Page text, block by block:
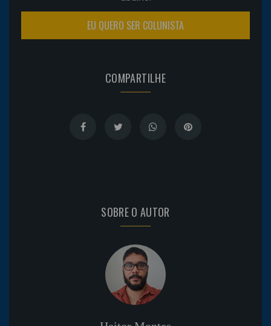
EU QUERO SER COLUNISTA
COMPARTILHE
SOBRE O AUTOR